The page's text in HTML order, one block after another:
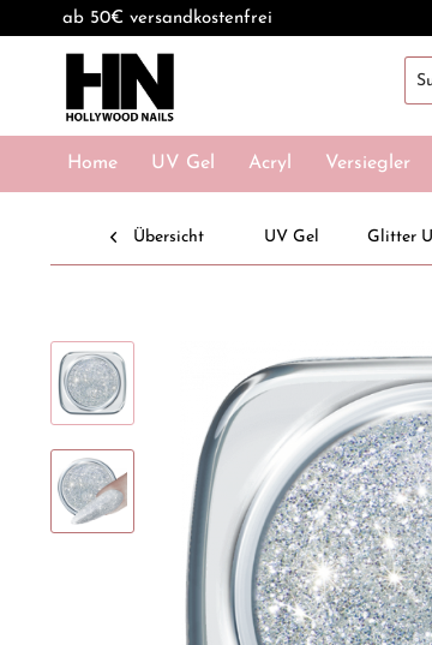
ab 50€ versandkostenfrei
Home UV Gel Acryl Versiegler
Übersicht UV Gel Glitter